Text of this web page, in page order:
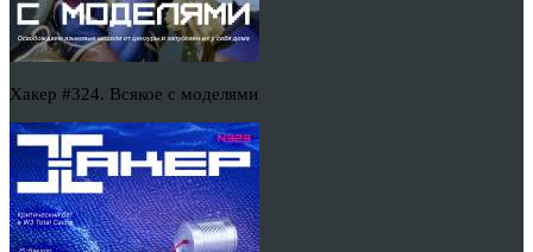
Хакер #324. Всякое с моделями